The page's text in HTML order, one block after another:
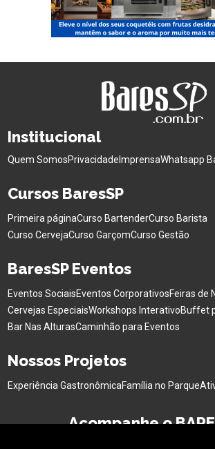
Institucional
Quem SomosPrivacidade ImprensaWhatsapp
Cursos BaresSP
Primeira páginaCurso BartenderCurso Barista
Curso CervejaCurso GarçomCurso Gestão
BaresSP Eventos
Eventos SociaisEventos CorporativosFeiras de
Cervejas EspeciaisWorkshops InterativoBuffet
Bar Nas AlturasCaminhão para Eventos
Nossos Projetos
Experiência GastronômicaFamília no Parque
Acompanhe o